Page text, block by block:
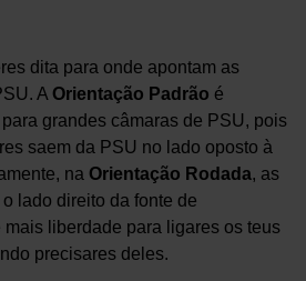
dita para onde apontam as
A Orientação Padrão é
grandes câmaras de PSU, pois
saem da PSU no lado oposto à
na Orientação Rodada, as
lado direito da fonte de
liberdade para ligares os teus
precisares deles.